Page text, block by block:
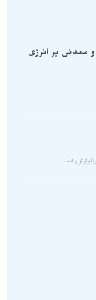
و معدنی پر انرژی
راف